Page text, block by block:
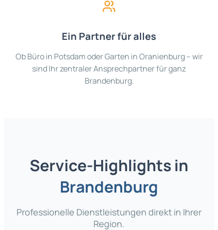
Ein Partner für alles
Ob Büro in Potsdam oder Garten in Oranienburg – wir
sind Ihr zentraler Ansprechpartner für ganz
Brandenburg.
Service-Highlights in
Brandenburg
Professionelle Dienstleistungen direkt in Ihrer
Region.